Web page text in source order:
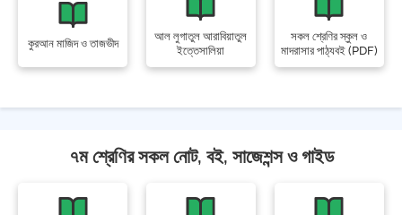
কুরআন মাজিদ ও তাজভীদ
আল লুগাতুল আরাবিয়াতুল
ইত্তেসালিয়া
সকল শ্রেণির স্কুল ও
মাদরাসার পাঠ্যবই (PDF)
৭ম শ্রেণির সকল নোট, বই, সাজেশন্স ও গাইড